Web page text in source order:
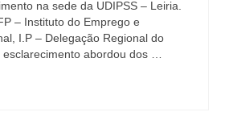
na sede da UDIPSS – Leiria.
– Instituto do Emprego e
I.P – Delegação Regional do
abordou dos …